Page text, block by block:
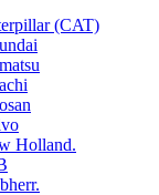
(CAT)
Holland.